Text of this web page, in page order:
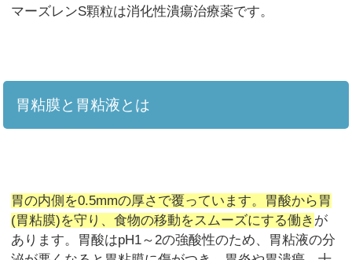
マーズレンS顆粒は消化性潰瘍治療薬です。
胃粘膜と胃粘液とは
胃の内側を0.5mmの厚さで覆っています。胃酸から胃
(胃粘膜)を守り、食物の移動をスムーズにする働き が
あります。胃酸はpH1～2の強酸性のため、胃粘液の分